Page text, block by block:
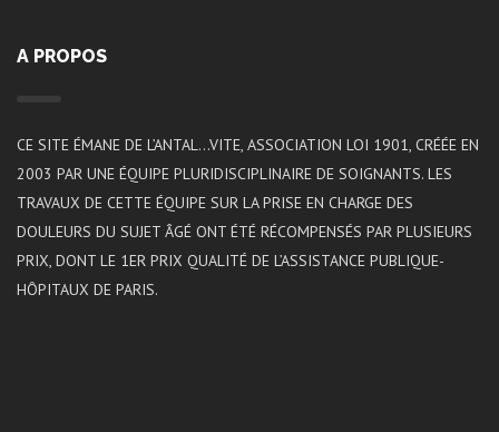
A PROPOS
CE SITE ÉMANE DE L’ANTAL…VITE, ASSOCIATION LOI 1901, CRÉÉE EN
2003 PAR UNE ÉQUIPE PLURIDISCIPLINAIRE DE SOIGNANTS. LES
TRAVAUX DE CETTE ÉQUIPE SUR LA PRISE EN CHARGE DES
DOULEURS DU SUJET ÂGÉ ONT ÉTÉ RÉCOMPENSÉS PAR PLUSIEURS
PRIX, DONT LE 1ER PRIX QUALITÉ DE L’ASSISTANCE PUBLIQUE-
HÔPITAUX DE PARIS.